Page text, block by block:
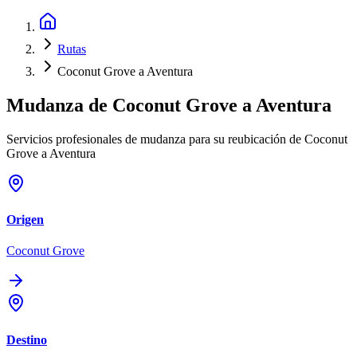
Rutas
Coconut Grove a Aventura
Mudanza de Coconut Grove a Aventura
Servicios profesionales de mudanza para su reubicación de Coconut
Grove a Aventura
Origen
Coconut Grove
Destino